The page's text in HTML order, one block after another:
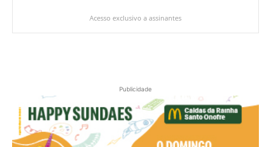
Acesso exclusivo a assinantes
Publicidade